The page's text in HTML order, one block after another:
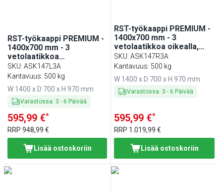
RST-työkaappi PREMIUM -
1400x700 mm - 3
vetolaatikkoa
vasemmalla, 2 liukuovea -
roiskesuoja
SKU: ASK147L3A
Kantavuus: 500 kg
W 1400 x D 700 x H 970 mm
Varastossa: 3 - 6 Päivää
595,99 €*
RRP 948,99 €
Lisää ostoskoriin
RST-työkaappi PREMIUM -
1400x700 mm - 3
vetolaatikkoa oikealla,
liukuovet - roiskesuoja
SKU:ASK147R3A
Kantavuus: 500 kg
W 1400 x D 700 x H 970 mm
Varastossa: 3 - 6 Päivää
595,99 €*
RRP 1.019,99 €
Lisää ostoskoriin